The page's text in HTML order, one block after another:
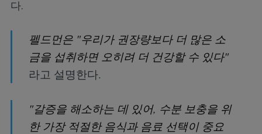
다.
펠드먼은 "우리가 권장량보다 더 많은 소
금을 섭취하면 오히려 더 건강할 수 있다"
라고 설명한다.
"갈증을 해소하는 데 있어, 수분 보충을 위
한 가장 적절한 음식과 음료 선택이 중요